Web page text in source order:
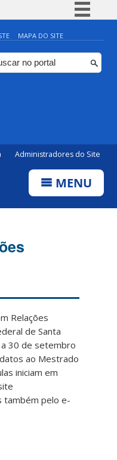
Simplifique!
Comunica BR
Participe
MAPA DO SITE
Administradores do Site
MENU
Relações
de Santa
30 de setembro
ao Mestrado
iniciam em
também pelo e-